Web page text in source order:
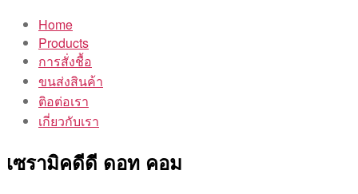
Home
Products
การสั่งชื้อ
ขนส่งสินค้า
ติอต่อเรา
เกี่ยวกับเรา
เซรามิคดีดี ดอท คอม